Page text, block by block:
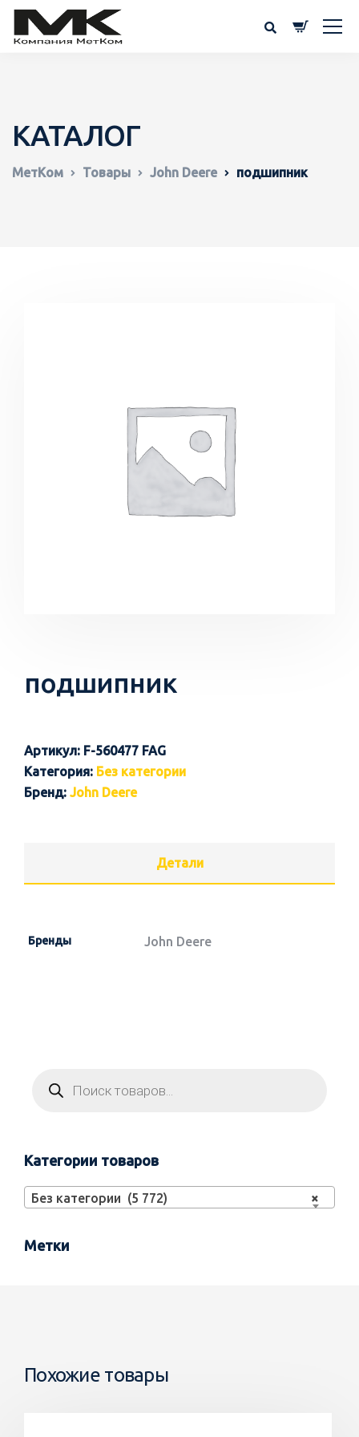
КАТАЛОГ
МетКом Товары John Deere подшипник
подшипник
Артикул: F-560477 FAG
Категория: Без категории
Бренд: John Deere
Детали
Бренды John Deere
Категории товаров
×
Без категории (5 772)
Метки
Похожие товары